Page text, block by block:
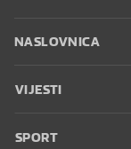
NASLOVNICA
VIJESTI
SPORT